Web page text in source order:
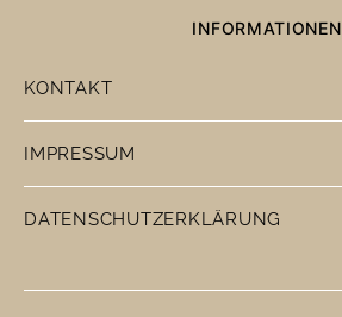
INFORMATIONEN
KONTAKT
IMPRESSUM
DATENSCHUTZERKLÄRUNG